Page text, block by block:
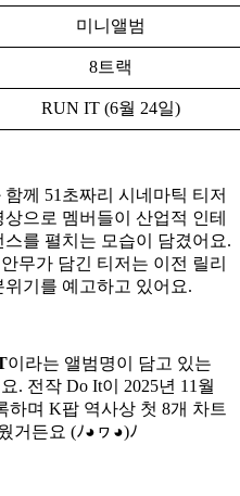
미니앨범
8트랙
RUN IT (6월 24일)
께 51초짜리 시네마틱 티저
으로 멤버들이 산업적 인테
를 펼치는 모습이 담겼어요.
무가 담긴 티저는 이전 릴리
기를 예고하고 있어요.
이라는 앨범명이 담고 있는
. 전작 Do It이 2025년 11월
하며 K팝 역사상 첫 8개 차트
거든요 (ﾉ◕ヮ◕)ﾉ